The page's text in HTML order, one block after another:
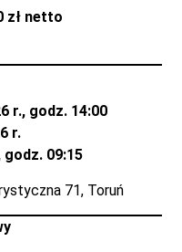
zł netto
r., godz. 14:00
r.
godz. 09:15
71, Toruń